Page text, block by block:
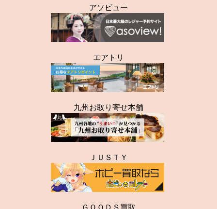
アソビュー
エアトリ
九州お取り寄せ本舗
ＪＵＳＴＹ